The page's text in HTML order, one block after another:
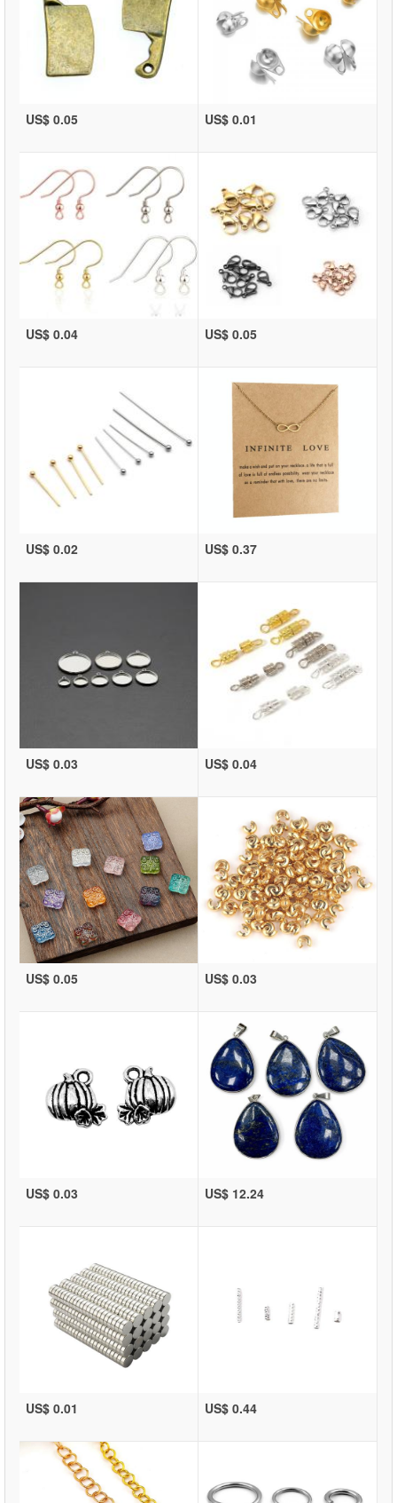
US$ 0.05 US$ 0.01
US$ 0.04 US$ 0.05
US$ 0.02 US$ 0.37
US$ 0.03 US$ 0.04
US$ 0.05 US$ 0.03
US$ 0.03 US$ 12.24
US$ 0.01 US$ 0.44